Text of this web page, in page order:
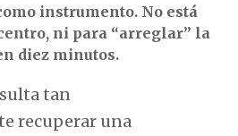
instrumento. No está
ni para “arreglar” la
diez minutos.
tan
recuperar una